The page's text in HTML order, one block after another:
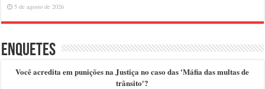
5 de agosto de 2026
Enquetes
Você acredita em punições na Justiça no caso das 'Máfia das multas de
trânsito'?